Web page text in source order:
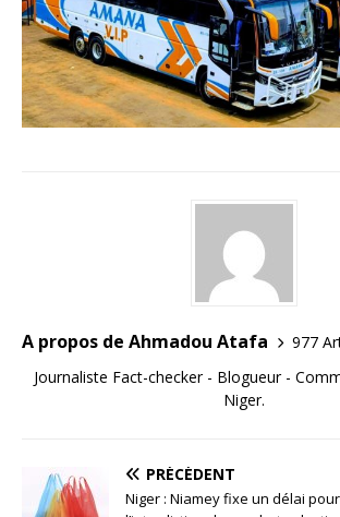
A propos de Ahmadou Atafa
977
Journaliste Fact-checker - Blogueur -
Niger.
PRÉCÉDENT
Niger : Niamey fixe un délai